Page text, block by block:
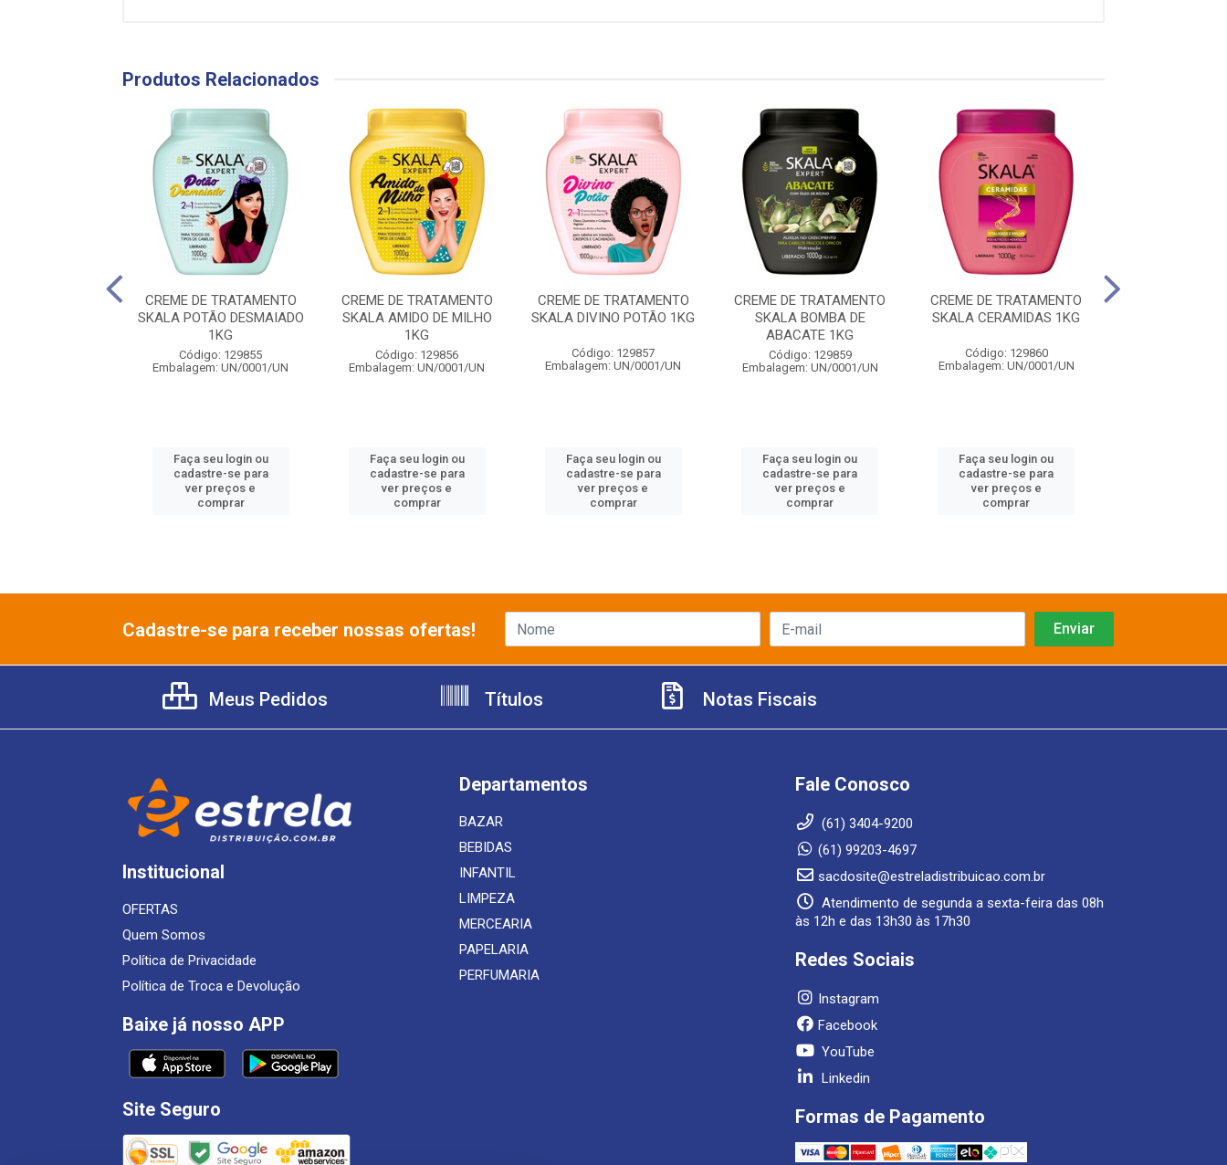
Produtos Relacionados
CREME DE TRATAMENTO
SKALA POTÃO DESMAIADO
1KG
Código: 129855
Embalagem: UN/0001/UN
Faça seu login ou
cadastre-se para
ver preços e
comprar
CREME DE TRATAMENTO
SKALA AMIDO DE MILHO
1KG
Código: 129856
Embalagem: UN/0001/UN
Faça seu login ou
cadastre-se para
ver preços e
comprar
CREME DE TRATAMENTO
SKALA DIVINO POTÃO 1KG
Código: 129857
Embalagem: UN/0001/UN
Faça seu login ou
cadastre-se para
ver preços e
comprar
CREME DE TRATAMENTO
SKALA BOMBA DE
ABACATE 1KG
Código: 129859
Embalagem: UN/0001/UN
Faça seu login ou
cadastre-se para
ver preços e
comprar
CREME DE TRATAMENTO
SKALA CERAMIDAS 1KG
Código: 129860
Embalagem: UN/0001/UN
Faça seu login ou
cadastre-se para
ver preços e
comprar
Cadastre-se para receber nossas ofertas!
Meus Pedidos Títulos Notas Fiscais
Institucional
OFERTAS
Quem Somos
Política de Privacidade
Política de Troca e Devolução
Baixe já nosso APP
Site Seguro
Departamentos
BAZAR
BEBIDAS
INFANTIL
LIMPEZA
MERCEARIA
PAPELARIA
PERFUMARIA
Fale Conosco
(61) 3404-9200
(61) 99203-4697
sacdosite@estreladistribuicao.com.br
Atendimento de segunda a sexta-feira das 08h
às 12h e das 13h30 às 17h30
Redes Sociais
Instagram
Facebook
YouTube
Linkedin
Formas de Pagamento